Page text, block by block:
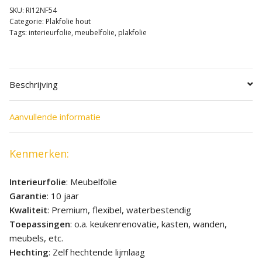
SKU: RI12NF54
Categorie: Plakfolie hout
Tags: interieurfolie, meubelfolie, plakfolie
Beschrijving
Aanvullende informatie
Kenmerken:
Interieurfolie: Meubelfolie
Garantie: 10 jaar
Kwaliteit: Premium, flexibel, waterbestendig
Toepassingen: o.a. keukenrenovatie, kasten, wanden,
meubels, etc.
Hechting: Zelf hechtende lijmlaag